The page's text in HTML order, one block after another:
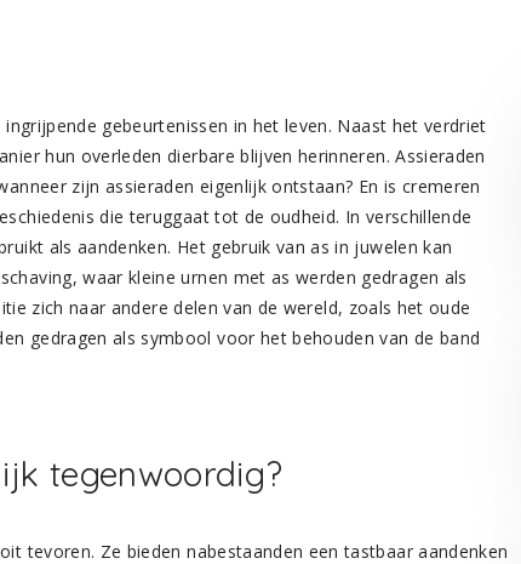
gebeurtenissen in het leven. Naast het verdriet
hun overleden dierbare blijven herinneren. Assieraden
zijn assieraden eigenlijk ontstaan? En is cremeren
die teruggaat tot de oudheid. In verschillende
als aandenken. Het gebruik van as in juwelen kan
waar kleine urnen met as werden gedragen als
zich naar andere delen van de wereld, zoals het oude
gedragen als symbool voor het behouden van de band
tegenwoordig?
tevoren. Ze bieden nabestaanden een tastbaar aandenken